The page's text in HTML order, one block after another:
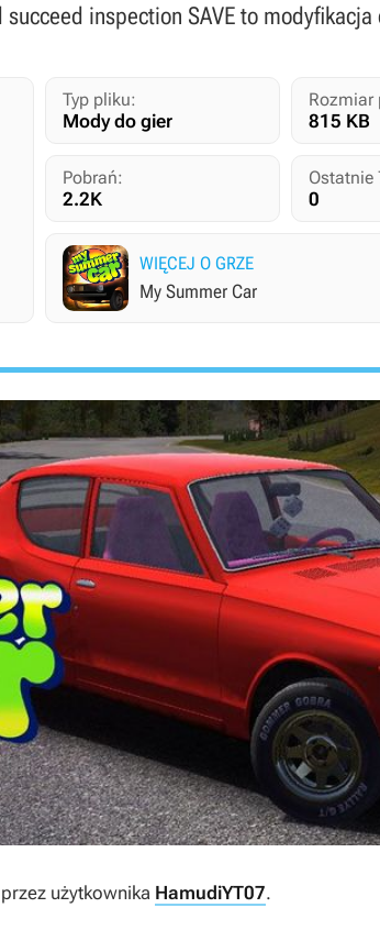
inspection SAVE to
Typ pliku:
Mody do gier
Rozmiar
815 KB
Pobrań:
2.2K
Ostatnie
0
WIĘCEJ O GRZE
My Summer Car
użytkownika HamudiYT07.